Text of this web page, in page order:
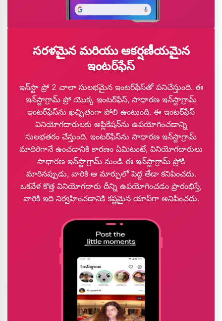
సరళమైన మరియు ఆకర్షణీయమైన
ఇంటర్‌ఫేస్
ఇన్‌స్టా ప్రో 2 చాలా సులభమైన ఇంటర్‌ఫేస్‌తో పనిచేస్తుంది. ఈ
ఇన్‌స్టాగ్రామ్ ప్రో యొక్క ఇంటర్‌ఫేస్, సాధారణ ఇన్‌స్టాగ్రామ్
ఇంటర్‌ఫేస్‌ను ఖచ్చితంగా పోలి ఉంటుంది. ఈ ఇంటర్‌ఫేస్
వినియోగదారులకు అప్లికేషన్‌ను ఉపయోగించడాన్ని
సులభతరం చేస్తుంది. ఇంటర్‌ఫేస్‌ను సాధారణ ఇన్‌స్టాగ్రామ్
మాదిరిగానే ఉంచడానికి కారణం ఏమిటంటే, వినియోగదారులు
సాధారణ ఇన్‌స్టాగ్రామ్ నుండి ఈ ఇన్‌స్టాగ్రామ్ ప్రోకి
మారినప్పుడు, వారికి ఆ మార్పులో పెద్ద తేడా కనిపించదు.
ఒకవేళ కొత్త వినియోగదారు దీన్ని ఉపయోగించడం ప్రారంభిస్తే,
వారికి ఇది నిర్వహించడానికి కష్టమైన యాప్‌గా అనిపించదు.